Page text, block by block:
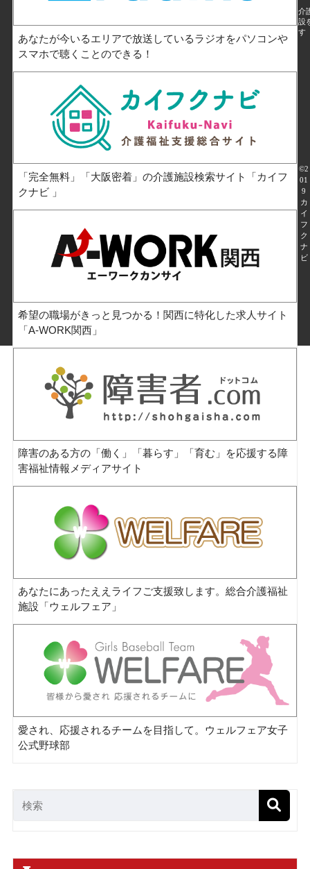
あなたが今いるエリアで放送しているラジオをパソコンや
スマホで聴くことのできる！
「完全無料」「大阪密着」の介護施設検索サイト「カイフ
クナビ 」
希望の職場がきっと見つかる！関西に特化した求人サイト
「A-WORK関西」
障害のある方の「働く」「暮らす」「育む」を応援する障
害福祉情報メディアサイト
あなたにあったええライフご支援致します。総合介護福祉
施設「ウェルフェア」
愛され、応援されるチームを目指して。ウェルフェア女子
公式野球部
介
設
す
©2
01
9
カ
イ
フ
ク
ナ
ビ